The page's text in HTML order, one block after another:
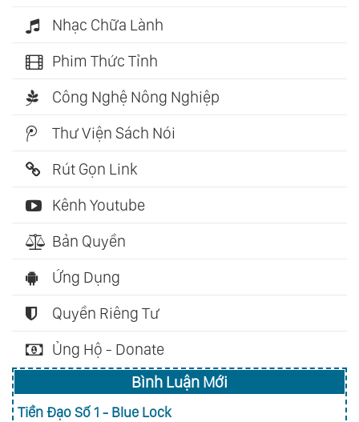
Nhạc Chữa Lành
Phim Thức Tỉnh
Công Nghệ Nông Nghiệp
Thư Viện Sách Nói
Rút Gọn Link
Kênh Youtube
Bản Quyền
Ứng Dụng
Quyền Riêng Tư
Ủng Hộ - Donate
Bình Luận Mới
Tiền Đạo Số 1 - Blue Lock